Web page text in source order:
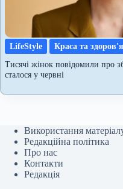
LifeStyle
Краса та здоров'я
Тисячі жінок повідомили про
сталося у червні
Використання
Редакційна політика
Про нас
Контакти
Редакція